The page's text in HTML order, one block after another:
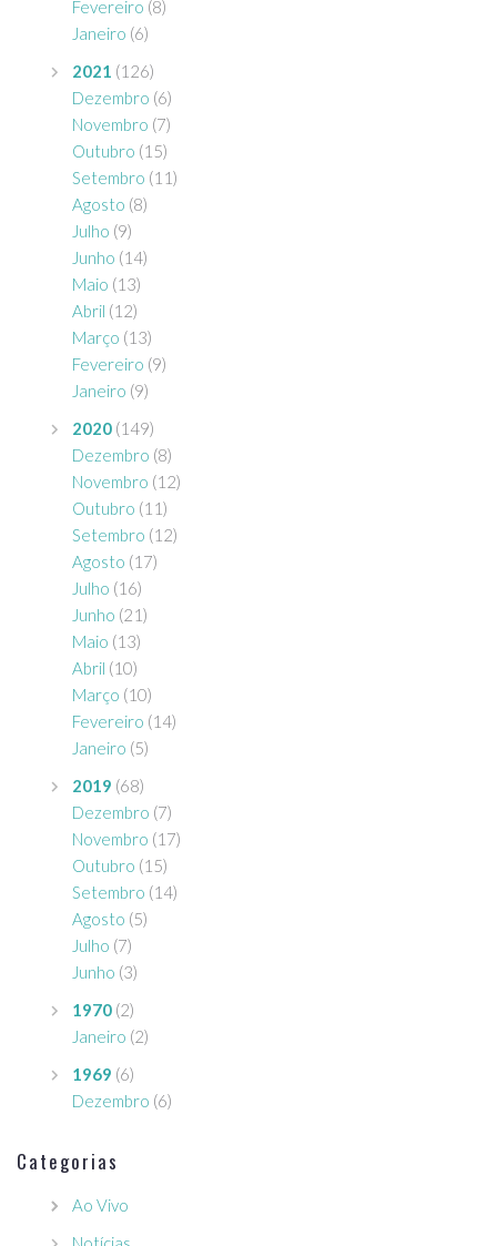
Fevereiro (8)
Janeiro (6)
2021 (126)
Dezembro (6)
Novembro (7)
Outubro (15)
Setembro (11)
Agosto (8)
Julho (9)
Junho (14)
Maio (13)
Abril (12)
Março (13)
Fevereiro (9)
Janeiro (9)
2020 (149)
Dezembro (8)
Novembro (12)
Outubro (11)
Setembro (12)
Agosto (17)
Julho (16)
Junho (21)
Maio (13)
Abril (10)
Março (10)
Fevereiro (14)
Janeiro (5)
2019 (68)
Dezembro (7)
Novembro (17)
Outubro (15)
Setembro (14)
Agosto (5)
Julho (7)
Junho (3)
1970 (2)
Janeiro (2)
1969 (6)
Dezembro (6)
Categorias
Ao Vivo